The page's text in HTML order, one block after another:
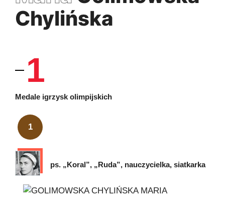
Chylińska
1
Medale igrzysk olimpijskich
1
ps. „Koral”, „Ruda”, nauczycielka, siatkarka